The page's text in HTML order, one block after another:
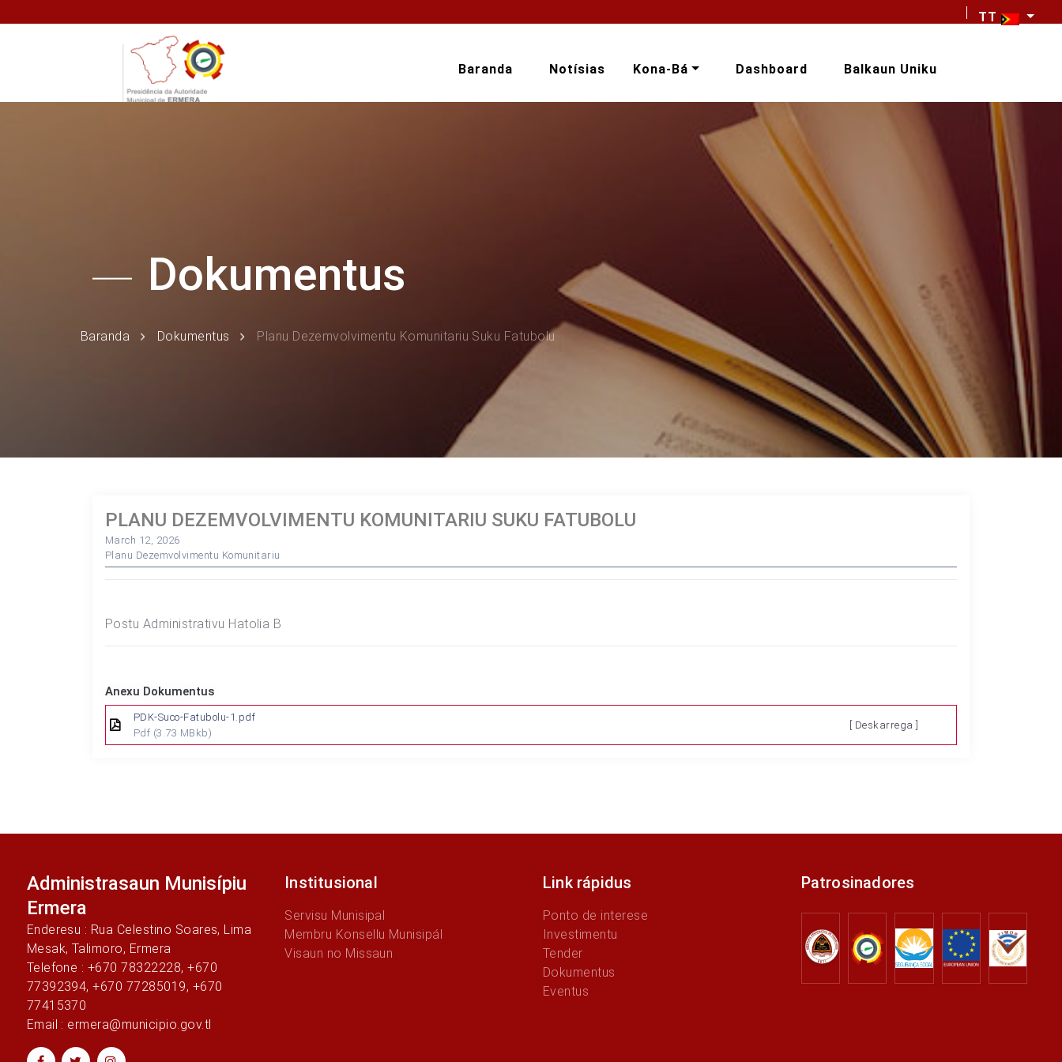
TT
Baranda Notísias Kona-Bá Dashboard Balkaun Uniku
Dokumentus
Baranda Dokumentus Planu Dezemvolvimentu Komunitariu Suku Fatubolu
PLANU DEZEMVOLVIMENTU KOMUNITARIU SUKU FATUBOLU
March 12, 2026
Planu Dezemvolvimentu Komunitariu
Postu Administrativu Hatolia B
Anexu Dokumentus
PDK-Suco-Fatubolu-1.pdf
Pdf (3.73 MBkb)
[ Deskarrega ]
Administrasaun Munisípiu
Ermera
Enderesu : Rua Celestino Soares, Lima
Mesak, Talimoro, Ermera
Telefone : +670 78322228, +670
77392394, +670 77285019, +670
77415370
Email : ermera@municipio.gov.tl
Institusional
Servisu Munisipal
Membru Konsellu Munisipál
Visaun no Missaun
Link rápidus
Ponto de interese
Investimentu
Tender
Dokumentus
Eventus
Patrosinadores